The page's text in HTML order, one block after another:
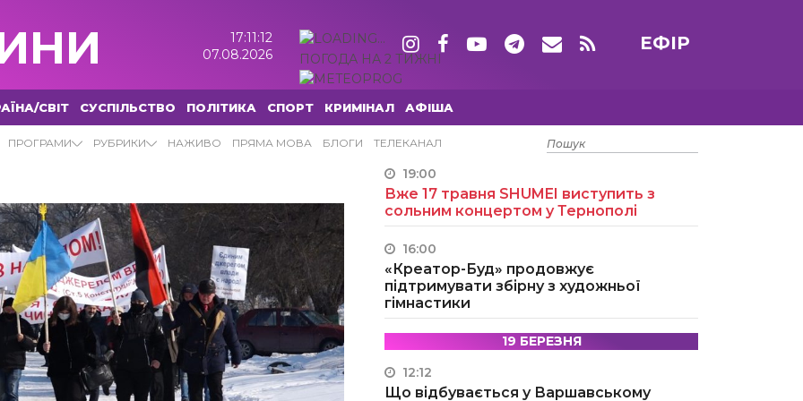
17:11:13
07.08.2026
ПОГОДА НА 2 ТИЖНІ
ЕФІР
СВІТ СУСПІЛЬСТВО ПОЛІТИКА СПОРТ КРИМІНАЛ АФІША
ПРОГРАМИ РУБРИКИ НАЖИВО ПРЯМА МОВА БЛОГИ ТЕЛЕКАНАЛ
15 ТРАВНЯ
19:00
Вже 17 травня SHUMEI виступить з
сольним концертом у Тернополі
16:00
«Креатор-Буд» продовжує
підтримувати збірну з художньої
гімнастики
19 БЕРЕЗНЯ
12:12
Що відбувається у Варшавському